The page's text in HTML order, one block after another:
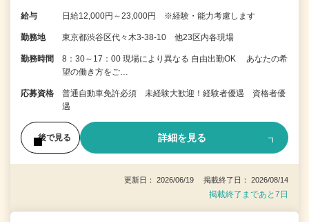
給与 日給12,000円～23,000円 ※経験・能力考慮します
勤務地 東京都渋谷区代々木3-38-10 他23区内各現場
勤務時間
8：30～17：00 現場により異なる 自由出勤OK あなたの希
望の働き方をご…
応募資格
普通自動車免許必須 未経験大歓迎！経験者優遇 資格者優
遇
後で見る 詳細を見る
更新日： 2026/06/19 掲載終了日： 2026/08/14
掲載終了まであと7日